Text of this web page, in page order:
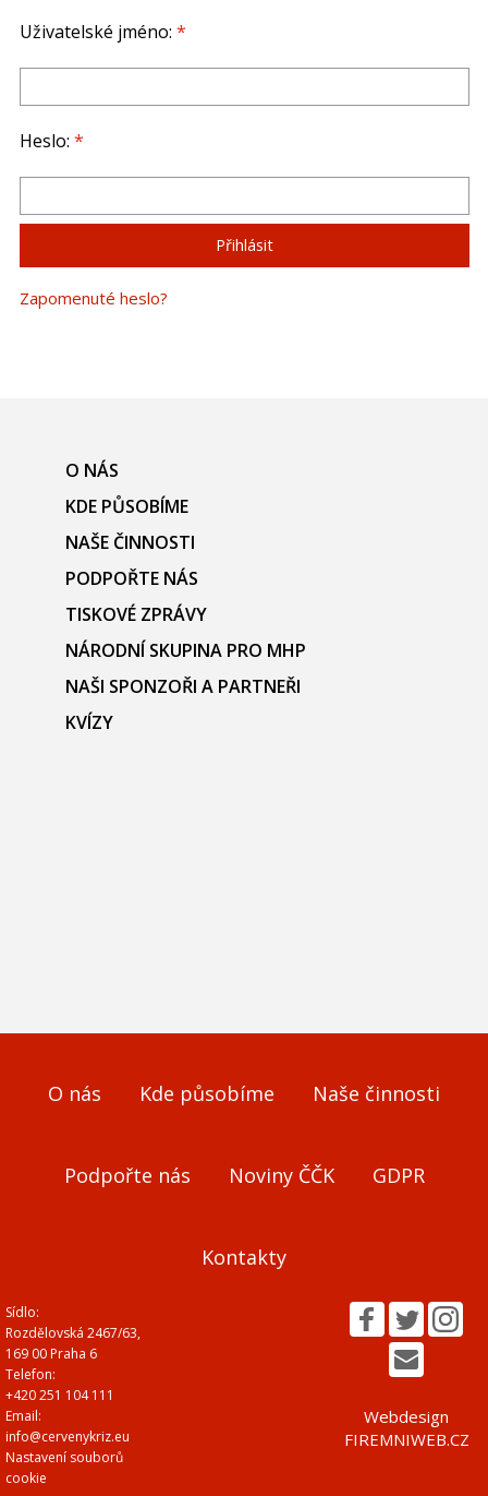
Uživatelské jméno: *
Heslo: *
Zapomenuté heslo?
O NÁS
KDE PŮSOBÍME
NAŠE ČINNOSTI
PODPOŘTE NÁS
TISKOVÉ ZPRÁVY
NÁRODNÍ SKUPINA PRO MHP
NAŠI SPONZOŘI A PARTNEŘI
KVÍZY
O nás Kde působíme Naše činnosti
Podpořte nás Noviny ČČK GDPR
Kontakty
Sídlo:
Rozdělovská 2467/63,
169 00 Praha 6
Telefon:
+420 251 104 111
Email:
info@cervenykriz.eu
Nastavení souborů
cookie
Webdesign
FIREMNIWEB.CZ